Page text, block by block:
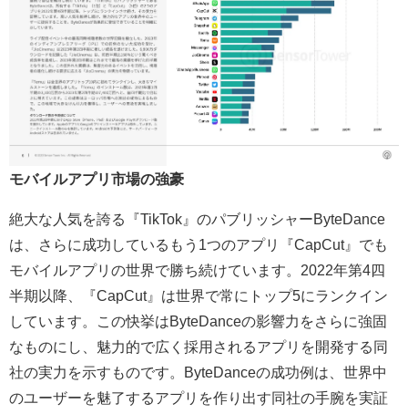
モバイルアプリ市場の強豪
絶大な人気を誇る『TikTok』のパブリッシャーByteDance
は、さらに成功しているもう1つのアプリ『CapCut』でも
モバイルアプリの世界で勝ち続けています。2022年第4四
半期以降、『CapCut』は世界で常にトップ5にランクイン
しています。この快挙はByteDanceの影響力をさらに強固
なものにし、魅力的で広く採用されるアプリを開発する同
社の実力を示すものです。ByteDanceの成功例は、世界中
のユーザーを魅了するアプリを作り出す同社の手腕を実証